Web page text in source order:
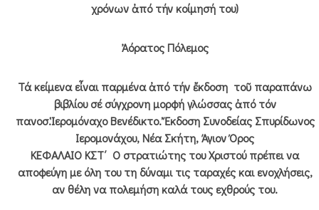
χρόνων ἀπό τήν κοίμησή του)
Ἀόρατος Πόλεμος
Τά κείμενα εἶναι παρμένα ἀπό τήν ἔκδοση τοῦ παραπάνω
βιβλίου σέ σύγχρονη μορφή γλώσσας ἀπό τόν
πανοσ.Ἱερομόναχο Βενέδικτο. Ἔκδοση Συνοδείας Σπυρίδωνος
Ιερομονάχου, Νέα Σκήτη, Άγιον Όρος
ΚΕΦΑΛΑΙΟ ΚΣΤ΄ Ο στρατιώτης του Χριστού πρέπει να
αποφεύγη με όλη του τη δύναμι τις ταραχές και ενοχλήσεις,
αν θέλη να πολεμήση καλά τους εχθρούς του.